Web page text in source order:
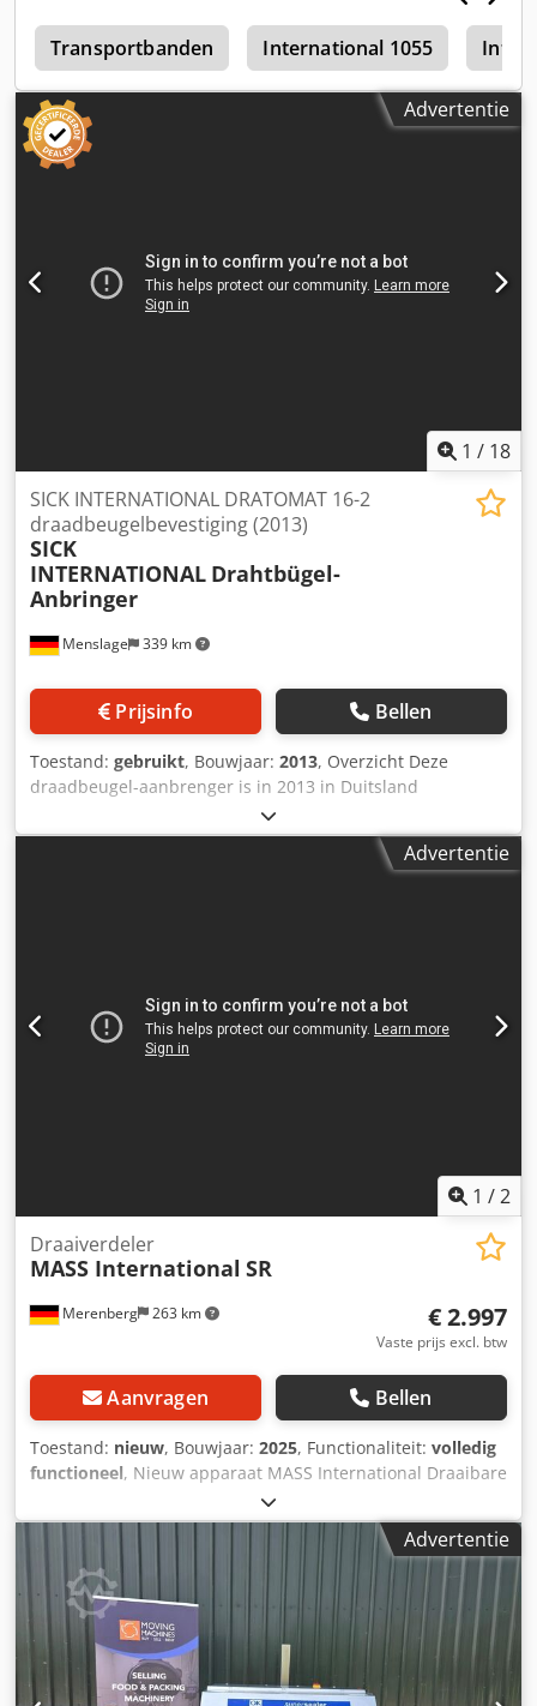
Transportbanden International 1055
Advertentie
1 / 18
Menslage 339 km
SICK INTERNATIONAL DRATOMAT 16-2
draadbeugelbevestiging (2013)
SICK
INTERNATIONAL Drahtbügel-
Anbringer
Prijsinfo Bellen
Toestand: gebruikt, Bouwjaar: 2013, Overzicht Deze
draadbeugel-aanbrenger is in 2013 in Duitsland
geproduceerd door SICK INTERNATIONAL. De machine is
per direct te koop omdat de productie in de fabriek in 2022
is stopgezet. Er worden bedieningsplatformen
Draadbeugel-aanbrenger - Bedieningsplatformen
Advertentie
1 /2
Merenberg 263 km
Draaiverdeler
MASS International SR
€ 2.997
Vaste prijs excl. btw
Aanvragen Bellen
Toestand: nieuw, Bouwjaar: 2025, Functionaliteit: volledig
functioneel, Nieuw apparaat MASS International Draaibare
verdelingseenheid SR Touchbediening Motor 400V, 50Hz
360° werkbereik Traploze hoogte- en hellingsverstelling
Bediening via vrij instelbare tijden Dcjdpfx Aiozkr D Ho Njk
of via potentiaalvrije contacten in hoogte verstelbare
afgiftehoogte 1100 – 1400 mm in hoogte verstelbare
ontvangsthoogte 600 – 900 mm Breedte van de trechter
500 mm, aflopend naar 200 mm Totale breedte van de
constructie 500 mm
Advertentie